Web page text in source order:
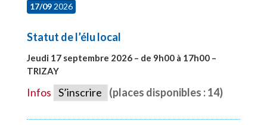
17/092026
Statut de l’élu local
Jeudi 17 septembre 2026 – de 9h00 à 17h00 –
TRIZAY
Infos S’inscrire (places disponibles : 14)